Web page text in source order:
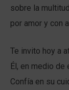
sobre la
por amor y con
Te invito hoy a
Él, en medio
Confía en su